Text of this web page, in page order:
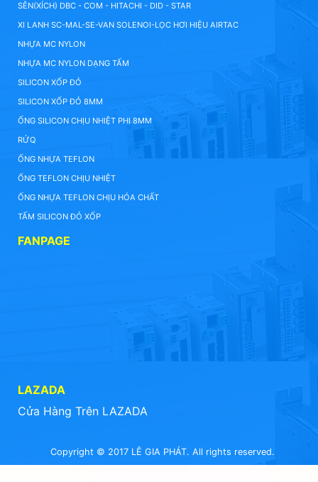
SÊN(XÍCH) DBC - COM - HITACHI - DID - STAR
XI LANH SC-MAL-SE-VAN SOLENOI-LỌC HƠI HIỆU AIRTAC
NHỰA MC NYLON
NHỰA MC NYLON DẠNG TẤM
SILICON XỐP ĐỎ
SILICON XỐP ĐỎ 8MM
ỐNG SILICON CHỊU NHIỆT PHI 8MM
RỬQ
ỐNG NHỰA TEFLON
ỐNG TEFLON CHỊU NHIỆT
ỐNG NHỰA TEFLON CHỊU HÓA CHẤT
TẤM SILICON ĐỎ XỐP
FANPAGE
LAZADA
Cửa Hàng Trên LAZADA
Copyright © 2017 LÊ GIA PHÁT. All rights reserved.